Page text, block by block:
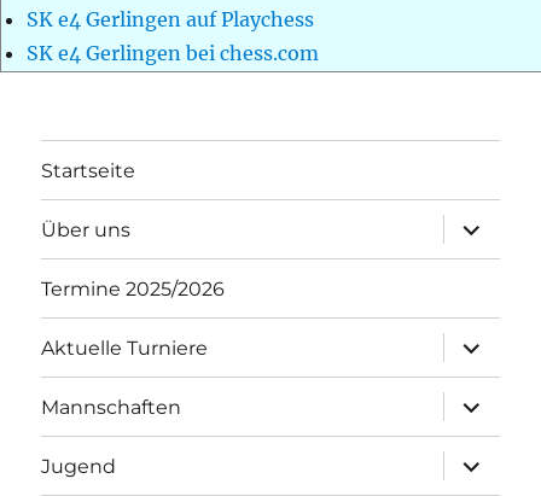
SK e4 Gerlingen auf Playchess
SK e4 Gerlingen bei chess.com
Startseite
Über uns
öffnen
Termine 2025/2026
Aktuelle Turniere
öffnen
Mannschaften
öffnen
Jugend
öffnen